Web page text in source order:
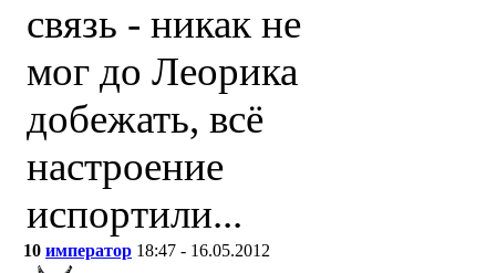
связь - никак не
мог до Леорика
добежать, всё
настроение
испортили...
10 император 18:47 - 16.05.2012